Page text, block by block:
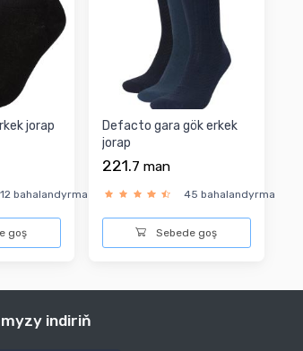
jorap
bahalandyrma
goş
Defacto gara gök erkek
jorap
221.7 man
45 bahalandyrma
Sebede goş
indiriň